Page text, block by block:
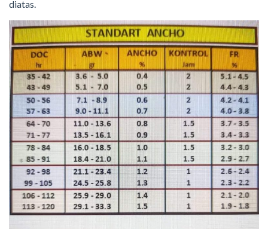
diatas.